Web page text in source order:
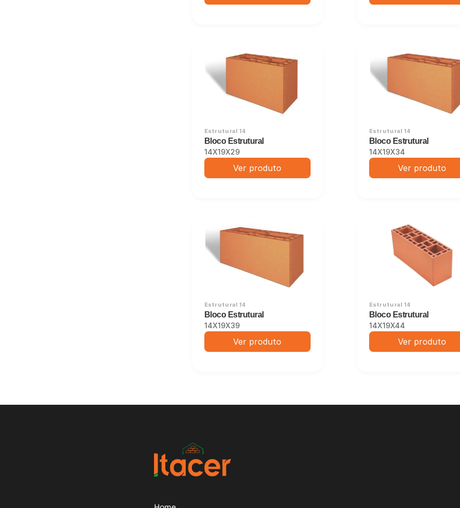
Estrutural 14
Bloco Estrutural
14X19X29
Ver produto
Estrutural 14
Bloco Estrutural
14X19X34
Ver produto
Estrutural 14
Bloco Estrutural
14X19X39
Ver produto
Estrutural 14
Bloco Estrutural
14X19X44
Ver produto